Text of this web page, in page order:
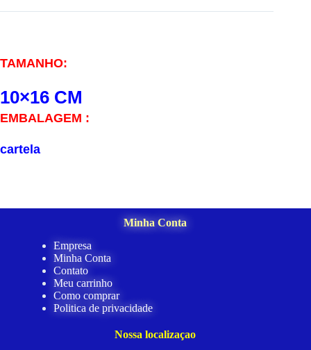
TAMANHO:
10×16 CM
EMBALAGEM :
cartela
Minha Conta
Empresa
Minha Conta
Contato
Meu carrinho
Como comprar
Politica de privacidade
Nossa localizaçao